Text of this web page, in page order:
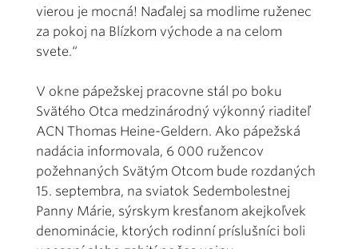
vierou je mocná! Naďalej sa modlime ruženec
za pokoj na Blízkom východe a na celom
svete.“
V okne pápežskej pracovne stál po boku
Svätého Otca medzinárodný výkonný riaditeľ
ACN Thomas Heine-Geldern. Ako pápežská
nadácia informovala, 6 000 ružencov
požehnaných Svätým Otcom bude rozdaných
15. septembra, na sviatok Sedembolestnej
Panny Márie, sýrskym kresťanom akejkoľvek
denominácie, ktorých rodinní príslušníci boli